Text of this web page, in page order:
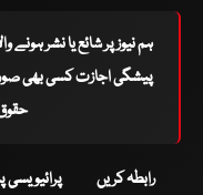
ہم نیوز پر شائع یا نشر ہونے
پیشگی اجازت کسی بھی
حقوق
رابطہ کریں پرائیویسی